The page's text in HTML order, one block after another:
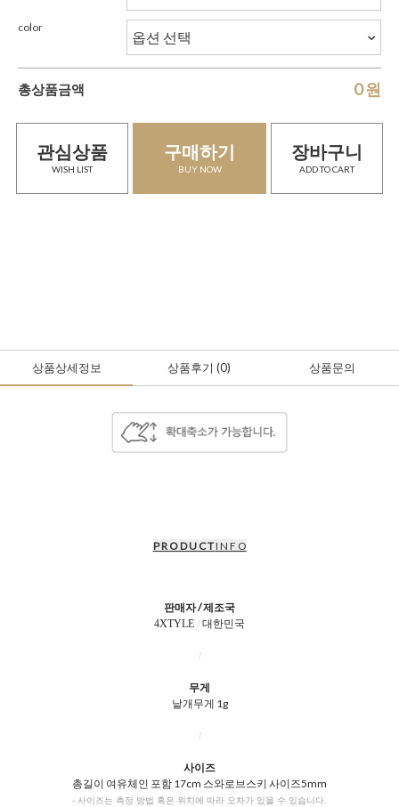
color
총상품금액 0원
관심상품
WISH LIST
구매하기
BUY NOW
장바구니
ADD TO CART
상품상세정보 상품후기 (0) 상품문의
P R O D U C TI N F O
판매자 / 제조국
4XTYLE / 대한민국
/
무게
낱개무게 1g
/
사이즈
총길이 여유체인 포함 17cm 스와로브스키 사이즈5mm
- 사이즈는 측정 방법 혹은 위치에 따라 오차가 있을 수 있습니다.